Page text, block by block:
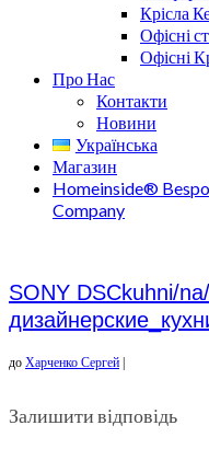
Крісла
Офісні
Офісні
Про Нас
Контакти
Новини
Українська
Магазин
Homeinside®
Company
SONY DSCkuhni/
до Харченко Сергей
Залишити відповідь